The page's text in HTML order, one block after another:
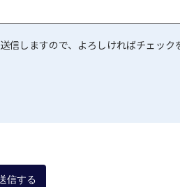
信しますので、よろしければチェック